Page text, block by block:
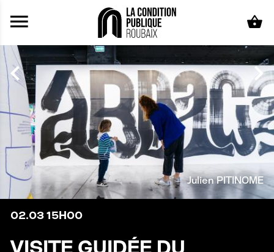
Aller au contenu principal
Julien PITINOME
02.0315H00